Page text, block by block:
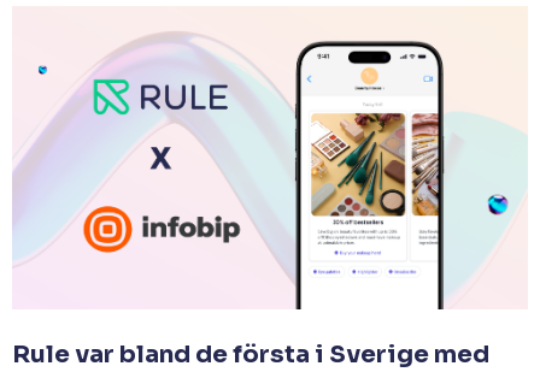
Rule var bland de första i Sverige med